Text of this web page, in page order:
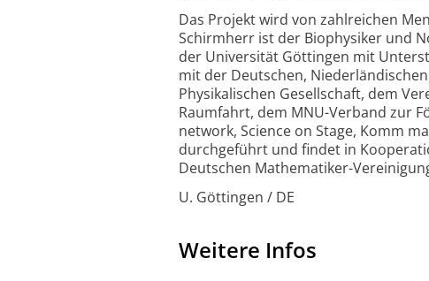
Das Projekt wird von zahlreichen
Schirmherr ist der Biophysiker und
der Universität Göttingen mit
mit der Deutschen,
Physikalischen Gesellschaft, dem
Raumfahrt, dem MNU-Verband zur
network, Science on Stage, Komm
durchgeführt und findet in
Deutschen Mathematiker-
U. Göttingen / DE
Weitere Infos